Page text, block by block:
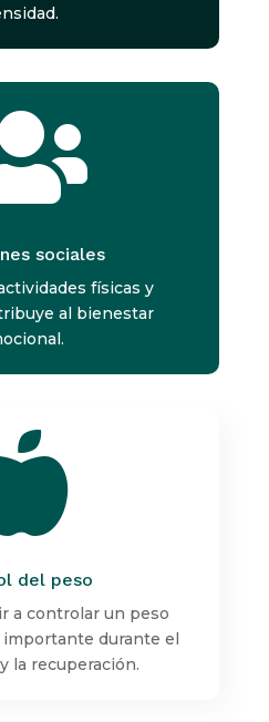
sociales
físicas y
al bienestar
del peso
a controlar un peso
durante el
la recuperación.